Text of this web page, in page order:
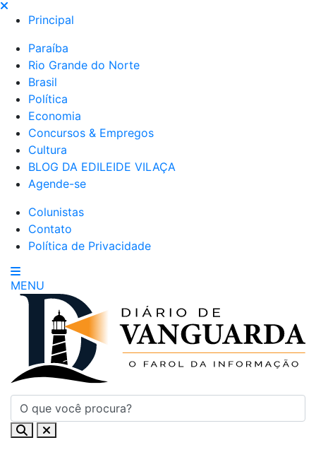
Principal
Paraíba
Rio Grande do Norte
Brasil
Política
Economia
Concursos & Empregos
Cultura
BLOG DA EDILEIDE VILAÇA
Agende-se
Colunistas
Contato
Política de Privacidade
MENU